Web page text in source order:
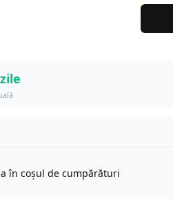
în coșul de cumpărături